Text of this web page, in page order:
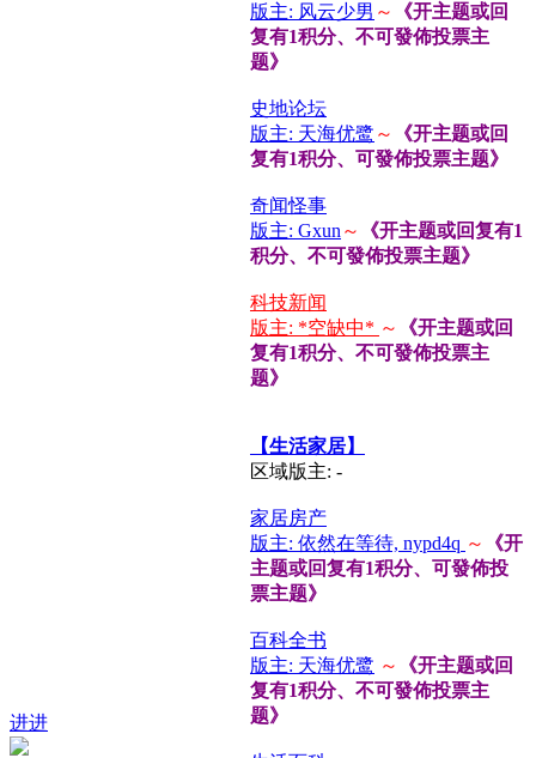
进进
版主: 风云少男 ～
《开主题或回
复有1积分、不可發佈投票主
题》
史地论坛
版主: 天海优鹭 ～
《开主题或回
复有1积分、可發佈投票主题》
奇闻怪事
版主: Gxun ～
《开主题或回复有1
积分、不可發佈投票主题》
科技新闻
版主: *空缺中* ～
《开主题或回
复有1积分、不可發佈投票主
题》
【生活家居】
区域版主: -
家居房产
版主: 依然在等待, nypd4q ～
《开
主题或回复有1积分、可發佈投
票主题》
百科全书
版主: 天海优鹭 ～
《开主题或回
复有1积分、不可發佈投票主
题》